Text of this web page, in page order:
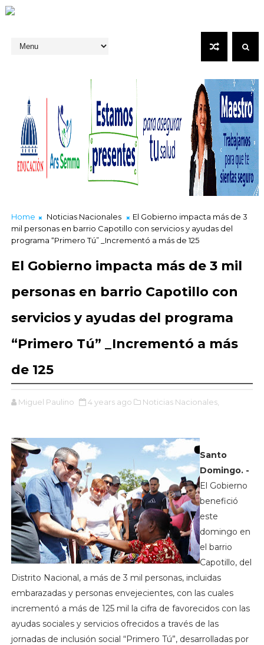
Home Noticias Nacionales
El Gobierno impacta más de 3
mil personas en barrio Capotillo con servicios y ayudas del
programa “Primero Tú” _Incrementó a más de 125
El Gobierno impacta más de 3 mil
personas en barrio Capotillo con
servicios y ayudas del programa
“Primero Tú” _Incrementó a más
de 125
Miguel Paulino 4 years ago Noticias Nacionales,
Santo
Domingo. -
El Gobierno
benefició
este
domingo en
el barrio
Capotillo, del
Distrito Nacional, a más de 3 mil personas, incluidas
embarazadas y personas envejecientes, con las cuales
incrementó a más de 125 mil la cifra de favorecidos con las
ayudas sociales y servicios ofrecidos a través de las
jornadas de inclusión social “Primero Tú”, desarrolladas por